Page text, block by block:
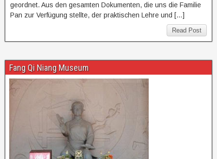
geordnet. Aus den gesamten Dokumenten, die uns die Familie
Pan zur Verfügung stellte, der praktischen Lehre und […]
Read Post
Fang Qi Niang Museum